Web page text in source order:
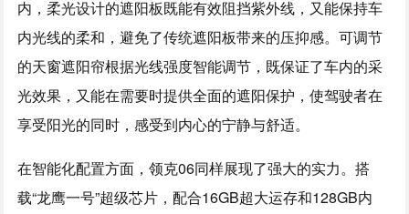
内，柔光设计的遮阳板既能有效阻挡紫外线，又能保持车
内光线的柔和，避免了传统遮阳板带来的压抑感。可调节
的天窗遮阳帘根据光线强度智能调节，既保证了车内的采
光效果，又能在需要时提供全面的遮阳保护，使驾驶者在
享受阳光的同时，感受到内心的宁静与舒适。
在智能化配置方面，领克06同样展现了强大的实力。搭
载“龙鹰一号”超级芯片，配合16GB超大运存和128GB内